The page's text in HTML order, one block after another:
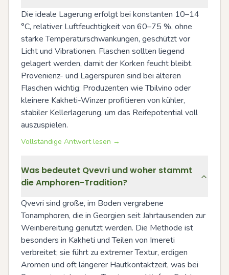
Die ideale Lagerung erfolgt bei konstanten 10–14
°C, relativer Luftfeuchtigkeit von 60–75 %, ohne
starke Temperaturschwankungen, geschützt vor
Licht und Vibrationen. Flaschen sollten liegend
gelagert werden, damit der Korken feucht bleibt.
Provenienz- und Lagerspuren sind bei älteren
Flaschen wichtig: Produzenten wie Tbilvino oder
kleinere Kakheti-Winzer profitieren von kühler,
stabiler Kellerlagerung, um das Reifepotential voll
auszuspielen.
Vollständige Antwort lesen →
Was bedeutet Qvevri und woher stammt
die Amphoren-Tradition?
Qvevri sind große, im Boden vergrabene
Tonamphoren, die in Georgien seit Jahrtausenden zur
Weinbereitung genutzt werden. Die Methode ist
besonders in Kakheti und Teilen von Imereti
verbreitet; sie führt zu extremer Textur, erdigen
Aromen und oft längerer Hautkontaktzeit, was bei